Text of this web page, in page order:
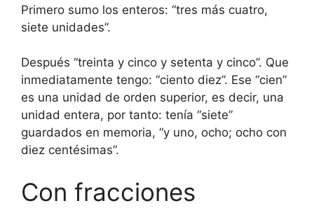
Primero sumo los enteros: “tres más cuatro,
siete unidades”.
Después “treinta y cinco y setenta y cinco”. Que
inmediatamente tengo: “ciento diez”. Ese “cien”
es una unidad de orden superior, es decir, una
unidad entera, por tanto: tenía “siete”
guardados en memoria, “y uno, ocho; ocho con
diez centésimas”.
Con fracciones